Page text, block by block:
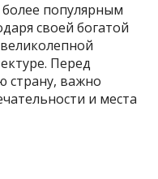
популярным
своей богатой
Перед
страну, важно
и места